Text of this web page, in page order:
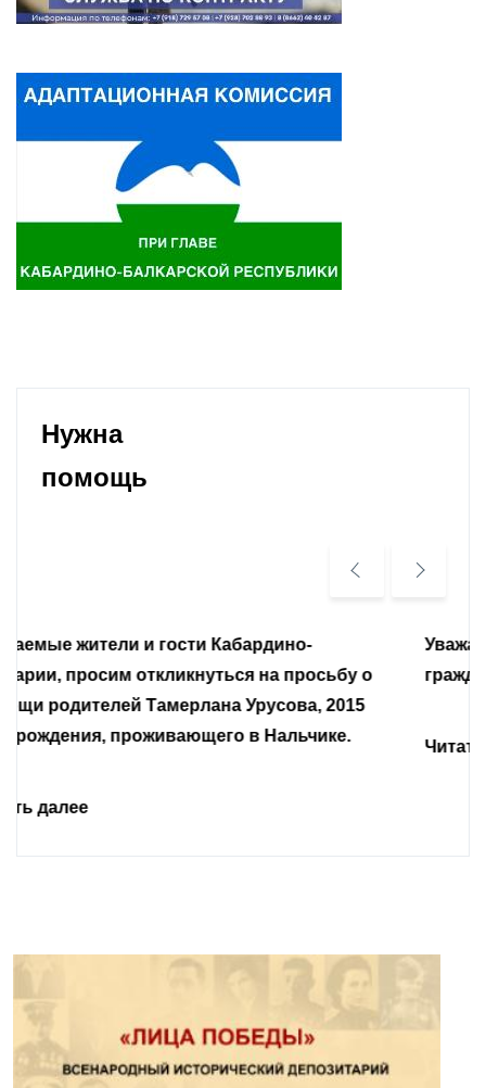
Нужна
помощь
Уважаемые земляки и все неравнодушные
граждане.
Читать далее